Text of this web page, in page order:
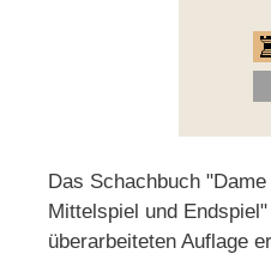
Das Schachbuch
Mittelspiel und
überarbeiteten Auflage